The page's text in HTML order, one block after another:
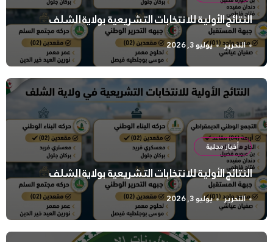
النتائج الأولية للانتخابات التشريعية بولاية الشلف
التحرير يوليو 3, 2026
أخبار محلية
النتائج الأولية للانتخابات التشريعية بولاية الشلف
التحرير يوليو 3, 2026